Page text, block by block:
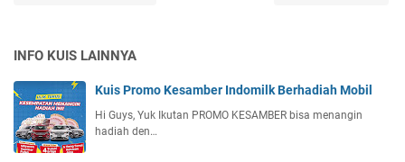
INFO KUIS LAINNYA
Kuis Promo Kesamber Indomilk Berhadiah Mobil
Hi Guys, Yuk Ikutan PROMO KESAMBER bisa menangin
hadiah den…